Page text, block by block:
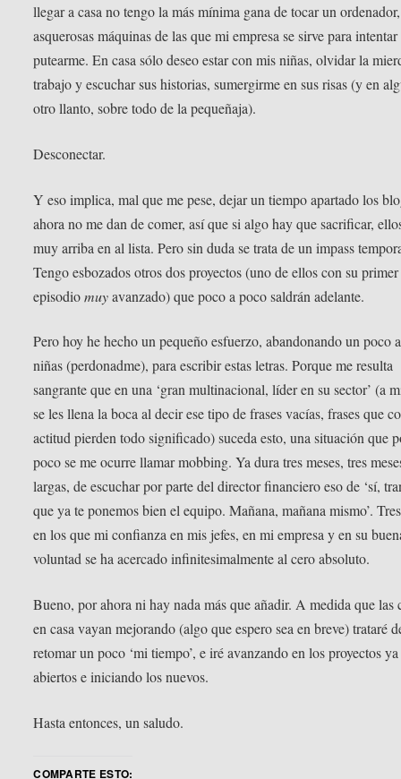
llegar a casa no tengo la más mínima gana de tocar un
asquerosas máquinas de las que mi empresa se sirve para intentar
putearme. En casa sólo deseo estar con mis niñas, olvidar la
trabajo y escuchar sus historias, sumergirme en sus risas (y en
otro llanto, sobre todo de la pequeñaja).
Desconectar.
Y eso implica, mal que me pese, dejar un tiempo apartado los
ahora no me dan de comer, así que si algo hay que sacrificar,
muy arriba en al lista. Pero sin duda se trata de un impass
Tengo esbozados otros dos proyectos (uno de ellos con su primer
episodiomuyavanzado) que poco a poco saldrán adelante.
Pero hoy he hecho un pequeño esfuerzo, abandonando un poco
niñas (perdonadme), para escribir estas letras. Porque me resulta
sangrante que en una ‘gran multinacional, líder en su sector’ (a
se les llena la boca al decir ese tipo de frases vacías, frases que
actitud pierden todo significado) suceda esto, una situación que
poco se me ocurre llamar mobbing. Ya dura tres meses, tres
largas, de escuchar por parte del director financiero eso de ‘sí,
que ya te ponemos bien el equipo. Mañana, mañana mismo’.
en los que mi confianza en mis jefes, en mi empresa y en su
voluntad se ha acercado infinitesimalmente al cero absoluto.
Bueno, por ahora ni hay nada más que añadir. A medida que las
en casa vayan mejorando (algo que espero sea en breve) trataré
retomar un poco ‘mi tiempo’, e iré avanzando en los proyectos ya
abiertos e iniciando los nuevos.
Hasta entonces, un saludo.
COMPARTE ESTO: